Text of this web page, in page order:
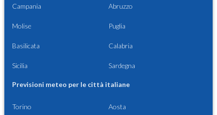
Campania Abruzzo
Molise Puglia
Basilicata Calabria
Sicilia Sardegna
Previsioni meteo per le città italiane
Torino Aosta